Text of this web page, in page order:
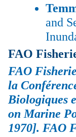
and
FAO
FAO
la
Biologiques
on Marine
1970]. FAO